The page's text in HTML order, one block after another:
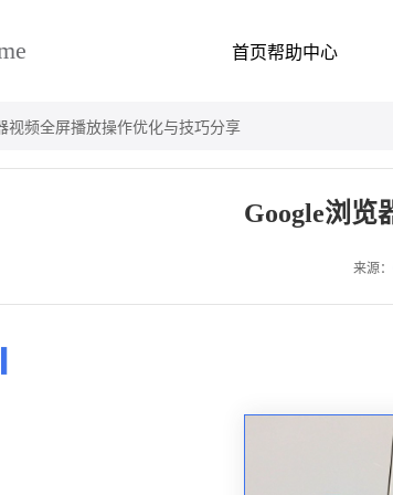
首页帮助中心
视频全屏播放操作优化与技巧分享
Google浏览
来源：